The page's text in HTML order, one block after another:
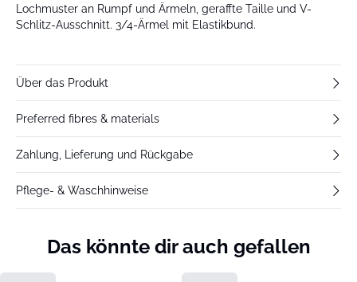
Lochmuster an Rumpf und Ärmeln, geraffte Taille und V-
Schlitz-Ausschnitt. 3/4-Ärmel mit Elastikbund.
Über das Produkt
Preferred fibres & materials
Zahlung, Lieferung und Rückgabe
Pflege- & Waschhinweise
Das könnte dir auch gefallen